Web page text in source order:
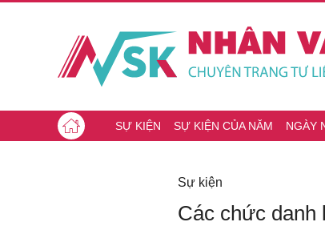
SỰ KIỆN SỰ KIỆN CỦA NĂM NGÀY
Sự kiện
Các chức danh